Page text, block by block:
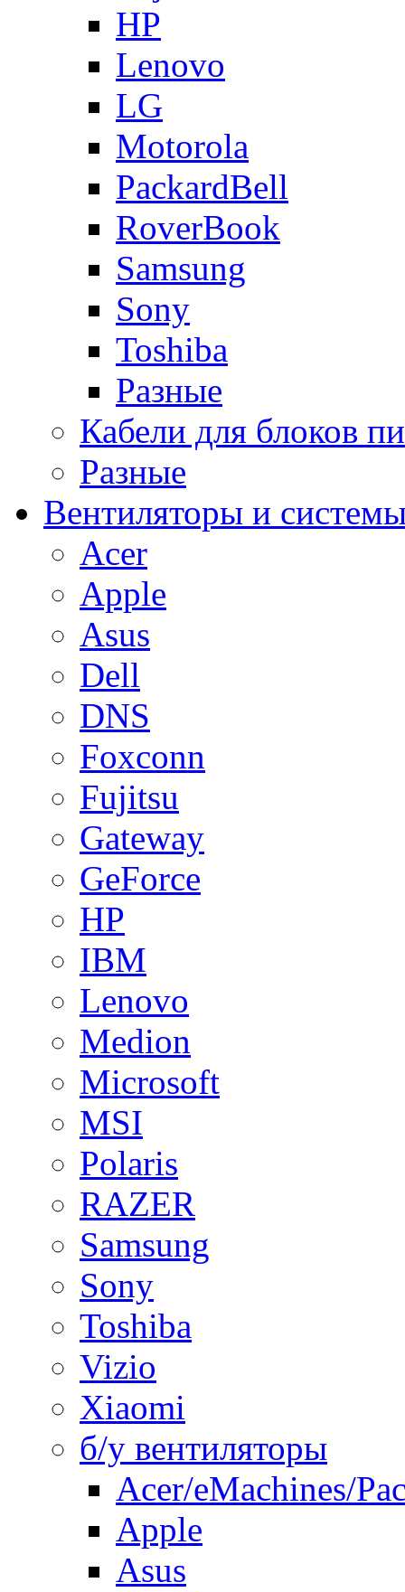
HP
Lenovo
LG
Motorola
PackardBell
RoverBook
Samsung
Sony
Toshiba
Разные
Кабели для блоков
Разные
Вентиляторы и
Acer
Apple
Asus
Dell
DNS
Foxconn
Fujitsu
Gateway
GeForce
HP
IBM
Lenovo
Medion
Microsoft
MSI
Polaris
RAZER
Samsung
Sony
Toshiba
Vizio
Xiaomi
б/у вентиляторы
Acer/eMachines/
Apple
Asus